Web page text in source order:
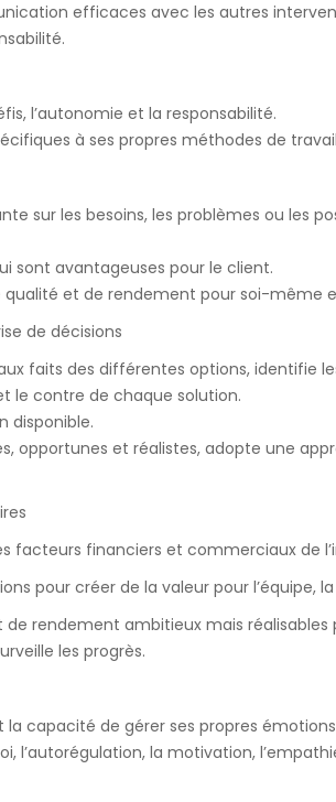
efficaces avec les autres
l’autonomie et la responsabilité.
à ses propres méthodes de
sur les besoins, les problèmes ou les
sont avantageuses pour le client.
qualité et de rendement pour soi-même
de décisions
faits des différentes options, identifie
le contre de chaque solution.
disponible.
opportunes et réalistes, adopte une
facteurs financiers et commerciaux de
pour créer de la valeur pour l’équipe,
rendement ambitieux mais réalisables
les progrès.
la capacité de gérer ses propres
l’autorégulation, la motivation,